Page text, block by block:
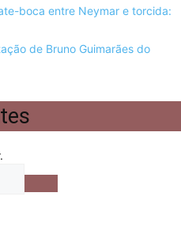
boca entre Neymar e torcida:
de Bruno Guimarães do